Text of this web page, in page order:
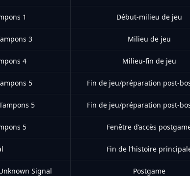
1 Début-milieu de jeu
3 Milieu de jeu
4 Milieu-fin de jeu
5 Fin de jeu/préparation post-
5 Fin de jeu/préparation post-
5 Fenêtre d’accès
Fin de l’histoire
Signal Postgame